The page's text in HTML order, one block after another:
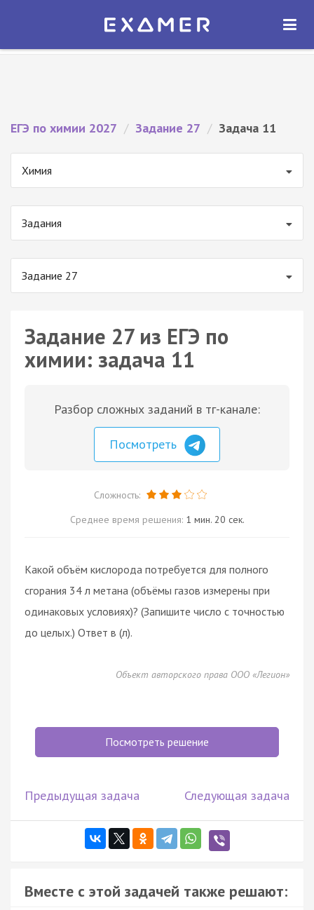
Экзамер — ЕГЭ 2027
ОТКРЫТЬ
ЕГЭ по химии 2027 / Задание 27 / Задача 11
Химия
Задания
Задание 27
Задание 27 из ЕГЭ по
химии: задача 11
Разбор сложных заданий в тг-канале:
Посмотреть
Сложность:
Среднее время решения: 1 мин. 20 сек.
Какой объём кислорода потребуется для полного
сгорания 34 л метана (объёмы газов измерены при
одинаковых условиях)? (Запишите число с точностью
до целых.) Ответ в (л).
Объект авторского права ООО «Легион»
Посмотреть решение
Предыдущая задача Следующая задача
Вместе с этой задачей также решают: